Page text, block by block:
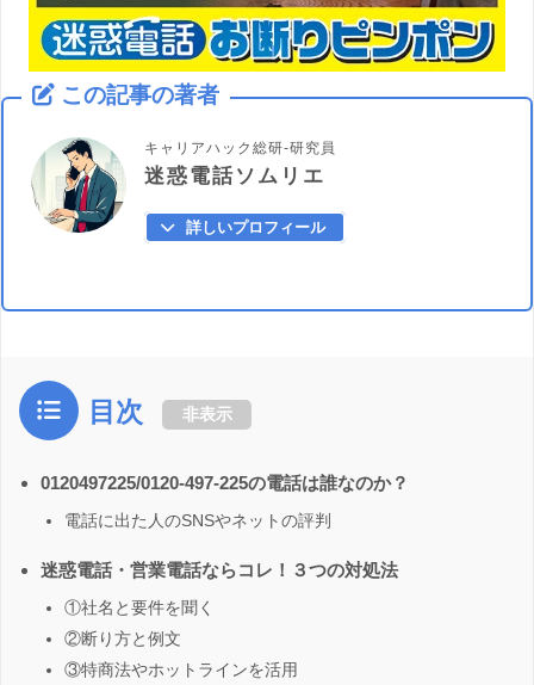
この記事の著者
キャリアハック総研-研究員
迷惑電話ソムリエ
詳しいプロフィール
目次 非表示
0120497225/0120-497-225の電話は誰なのか？
電話に出た人のSNSやネットの評判
迷惑電話・営業電話ならコレ！３つの対処法
①社名と要件を聞く
②断り方と例文
③特商法やホットラインを活用